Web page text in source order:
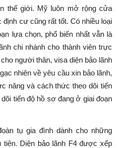
thế giới. Mỹ luôn mở rộng cửa
cư cũng rất tốt. Có nhiều loại
lựa chọn, phổ biến nhất vẫn là
chi nhánh cho thành viên trực
người thân, visa diện bảo lãnh
nhiên về yêu cầu xin bảo lãnh,
năng và cách thức theo dõi tiến
tiến độ hồ sơ đang ở giai đoạn
tụ gia đình dành cho những
Diện bảo lãnh F4 được xếp